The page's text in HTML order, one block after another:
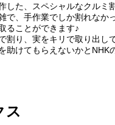
した、スペシャルなクルミ
で、手作業でしか割れなか
ることができます♪
割り、実をキリで取り出し
助けてもらえないかとNHK
ス